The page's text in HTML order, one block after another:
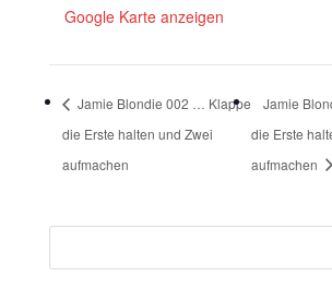
Google Karte anzeigen
Jamie Blondie 002 … Klappe
die Erste halten und Zwei
aufmachen
Jamie
die Erste
aufmachen